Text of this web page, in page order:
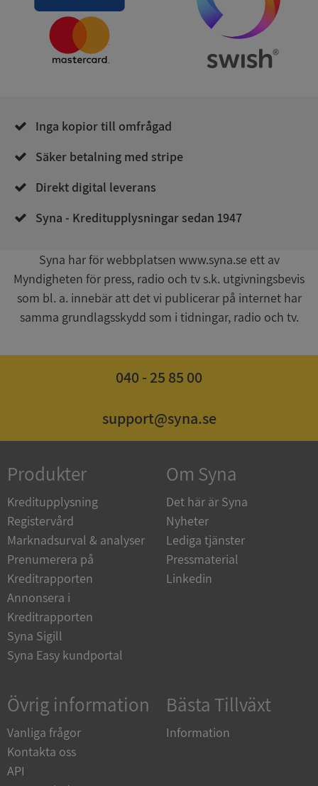
Inga kopior till omfrågad
Säker betalning med stripe
Direkt digital leverans
Syna - Kreditupplysningar sedan 1947
Syna har för webbplatsen www.syna.se ett av
Myndigheten för press, radio och tv s.k. utgivningsbevis
som bl. a. innebär att det vi publicerar på internet har
samma grundlagsskydd som i tidningar, radio och tv.
040 - 25 85 00
support@syna.se
Produkter
Kreditupplysning
Registervård
Marknadsurval & analyser
Prenumerera på
Kreditrapporten
Annonsera i
Kreditrapporten
Syna Sigill
Syna Easy kundportal
Om Syna
Det här är Syna
Nyheter
Lediga tjänster
Pressmaterial
Linkedin
Övrig information
Vanliga frågor
Kontakta oss
API
Bästa Tillväxt
Information
ASP.NET_SessionId
Microsoft
Corporation
de.syna.se
Session
Corporation
__RequestVerificationToken
Microsoft
Corporation
upplysningar.syna.se
.syna.se